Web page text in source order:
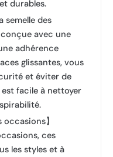
durables.
semelle des
avec une
adhérence
glissantes, vous
et éviter de
est facile à nettoyer
】
ces
les styles et à